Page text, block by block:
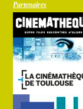
Partenaires